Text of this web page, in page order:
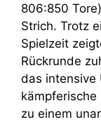
806:850
Strich. Trotz
Spielzeit
Rückrunde
das intensive
zu einem